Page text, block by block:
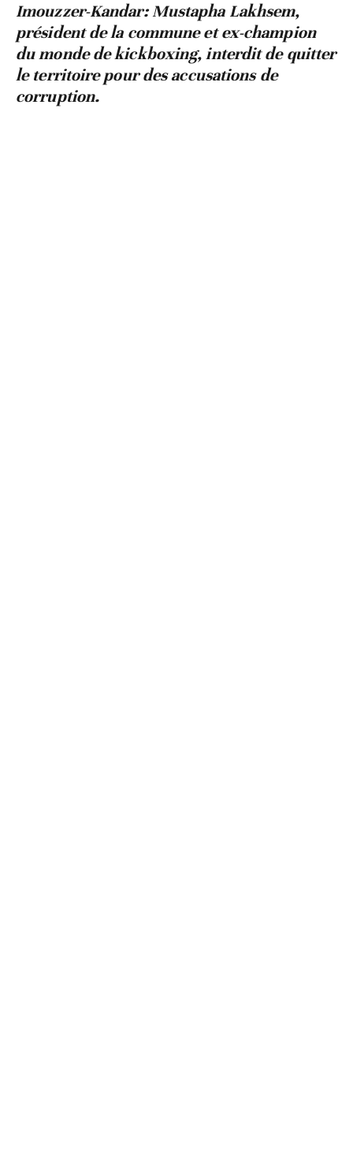
Imouzzer-Kandar: Mustapha Lakhsem,
président de la commune et ex-champion
du monde de kickboxing, interdit de quitter
le territoire pour des accusations de
corruption.